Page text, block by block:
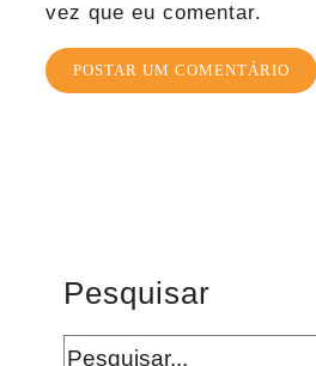
vez que eu comentar.
Pesquisar
Buscar